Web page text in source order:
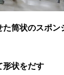
筒状のスポン
状をだす